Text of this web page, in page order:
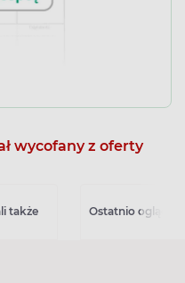
wycofany z oferty
także Ostatnio